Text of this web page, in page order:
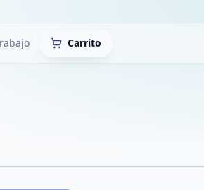
Carrito